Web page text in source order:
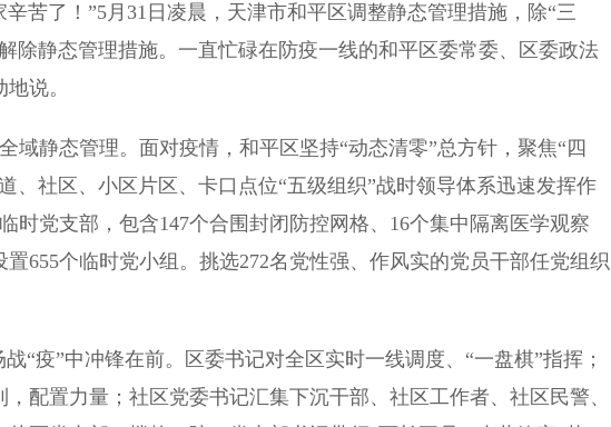
了！”5月31日凌晨，天津市和平区调整静态管理措施，除“三
除静态管理措施。一直忙碌在防疫一线的和平区委常委、区委政法
说。
静态管理。面对疫情，和平区坚持“动态清零”总方针，聚焦“四
、社区、小区片区、卡口点位“五级组织”战时领导体系迅速发挥作
时党支部，包含147个合围封闭防控网格、16个集中隔离医学观察
655个临时党小组。挑选272名党性强、作风实的党员干部任党组织
疫”中冲锋在前。区委书记对全区实时一线调度、“一盘棋”指挥；
配置力量；社区党委书记汇集下沉干部、社区工作者、社区民警、